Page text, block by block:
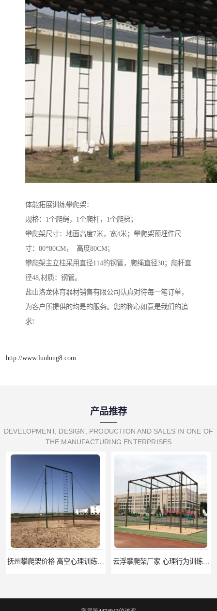
体能拓展训练攀爬架：
规格：1个爬绳，1个爬杆，1个爬梯；
攀爬架尺寸：地面高度7米，宽4米；攀爬架预埋件尺
寸：80*80CM， 高度80CM；
攀爬架主立柱采用直径114的钢管，爬绳直径30；爬杆直
径48,材质：钢管。
盐山洛龙体育器材销售有限公司认真对待每一笔订单，
为客户所提供的均是的服务。您的称心如意是我们的追
求!
http://www.luolong8.com
产品推荐
DEVELOPMENT, DESIGN, PRODUCTION AND SALES IN ONE OF
THE MANUFACTURING ENTERPRISES